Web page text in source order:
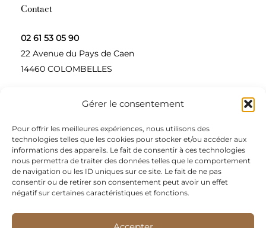
Gérer le consentement
Pour offrir les meilleures expériences, nous utilisons des
technologies telles que les cookies pour stocker et/ou accéder aux
informations des appareils. Le fait de consentir à ces technologies
nous permettra de traiter des données telles que le comportement
de navigation ou les ID uniques sur ce site. Le fait de ne pas
consentir ou de retirer son consentement peut avoir un effet
négatif sur certaines caractéristiques et fonctions.
Contact
02 61 53 05 90
22 Avenue du Pays de Caen
14460 COLOMBELLES
Contactez-nous
A propos
Une entreprise à taille humaine, concepteur et
fournisseur de produits alimentaires et d’épices pour
les restaurateurs, dont le siège social est à Colombelles